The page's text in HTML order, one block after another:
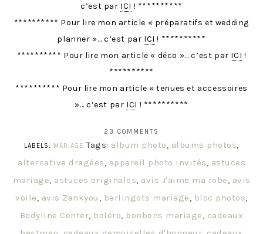
c’est par ICI ! **********
********** Pour lire mon article « préparatifs et wedding
planner »… c’est par ICI ! **********
********** Pour lire mon article « déco »… c’est par ICI !
**********
********** Pour lire mon article « tenues et accessoires
»… c’est par ICI ! **********
23 COMMENTS
LABELS: MARIAGE Tags: album photo, albums photos,
alternative dragées, appareil photo invités, astuces
mariage, astuces originales, avis J'aime ma robe, avis
voile, avis Zankyou , berlingots mariage, bloc photos,
Bodyline Center, boléro, bonbons mariage, cadeaux